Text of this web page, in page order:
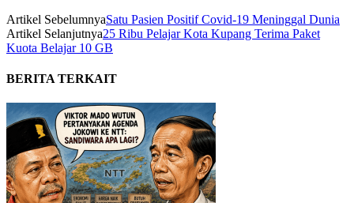
Artikel SebelumnyaSatu Pasien Positif Covid-19 Meninggal Dunia
Artikel Selanjutnya25 Ribu Pelajar Kota Kupang Terima Paket
Kuota Belajar 10 GB
BERITA TERKAIT